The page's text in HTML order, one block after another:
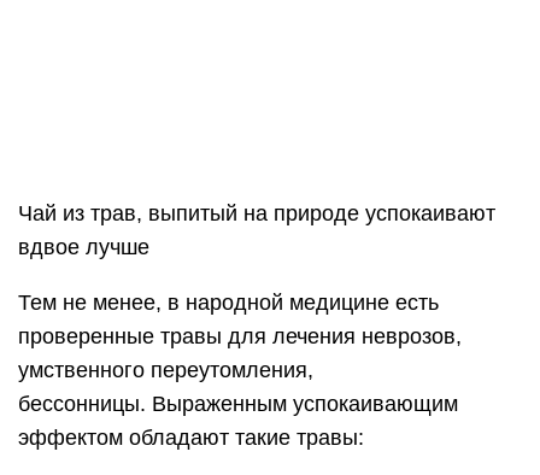
Чай из трав, выпитый на природе успокаивают
вдвое лучше
Тем не менее, в народной медицине есть
проверенные травы для лечения неврозов,
умственного переутомления,
бессонницы. Выраженным успокаивающим
эффектом обладают такие травы: